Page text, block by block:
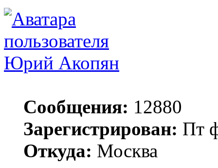
Юрий Акопян
Сообщения: 12880
Зарегистрирован: Пт
Откуда: Москва